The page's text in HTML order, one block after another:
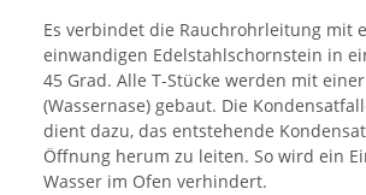
Es verbindet die Rauchrohrleitung mit
einwandigen Edelstahlschornstein in
45 Grad. Alle T-Stücke werden mit
(Wassernase) gebaut. Die
dient dazu, das entstehende
Öffnung herum zu leiten. So wird ein
Wasser im Ofen verhindert.